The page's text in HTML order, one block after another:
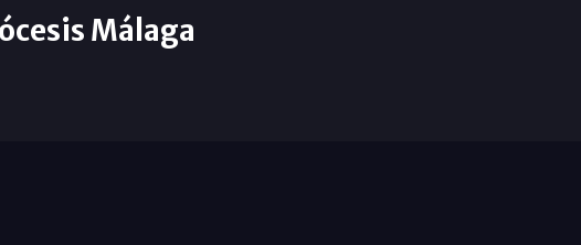
Málaga